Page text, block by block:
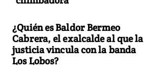
¿Quién es Baldor Bermeo
Cabrera, el exalcalde al que la
justicia vincula con la banda
Los Lobos?